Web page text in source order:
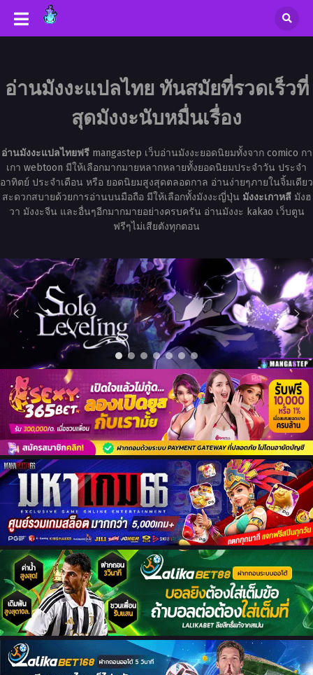
อ่านมังงะแปลไทย ทันสมัยที่รวดเร็วที่
สุดมังงะนับหมื่นเรื่อง
อ่านมังงะแปลไทยฟรีmangastep เว็บอ่านมังงะยอดนิยมทั้งจาก comico กา
เกา webtoon มีให้เลือกมากมายหลากหลายทั้งยอดนิยมประจำวัน ประจำ
อาทิตย์ ประจำเดือน หรือ ยอดนิยมสูงสุดตลอดกาล อ่านง่ายๆภายในจิ้มเดียว
สะดวกสบายด้วยการอ่านบนมือถือ มีให้เลือกทั้งมังงะญี่ปุ่น มังงะเกาหลีมังฮ
วา มังงะจีน และอื่นๆอีกมากมายอย่างครบครัน อ่านมังงะ kakao เว็บตูน
ฟรีๆไม่เสียตังทุกตอน